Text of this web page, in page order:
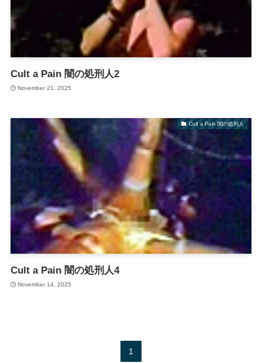
Cult a Pain 闇の処刑人2
November 21, 2025
Cult a Pain 闇の処刑人
Cult a Pain 闇の処刑人4
November 14, 2025
1